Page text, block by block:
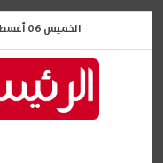
الخميس 06 أغسطس 2026 الموافق 23 صفر 1448